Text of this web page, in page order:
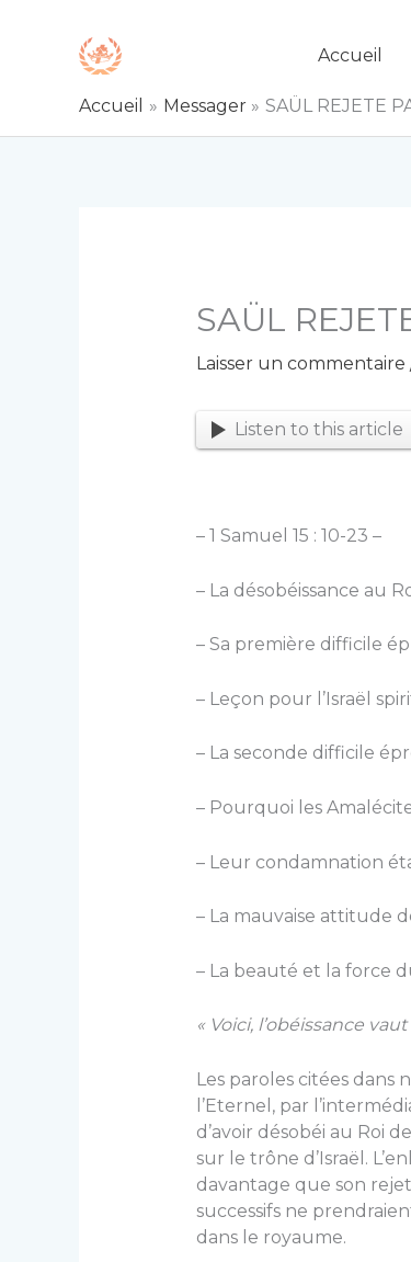
Accueil
Accueil Messager SAÜL REJETE
SAÜL
Laisser un commentaire
Listen to this article
– 1 Samuel 15 : 10-23 –
– La désobéissance au
– Sa première difficile
– Leçon pour l’Israël
– La seconde difficile
– Pourquoi les
– Leur condamnation
– La mauvaise attitude
– La beauté et la force
« Voici, l’obéissance
Les paroles citées
l’Eternel, par
d’avoir dé­sobéi au Roi
sur le trône d’Israël.
davantage que son
successifs ne
dans le royaume.